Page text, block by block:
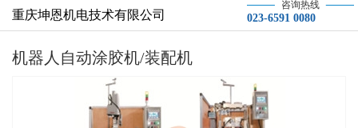
重庆坤恩机电技术有限公司
咨询热线
023-6591 0080
机器人自动涂胶机/装配机